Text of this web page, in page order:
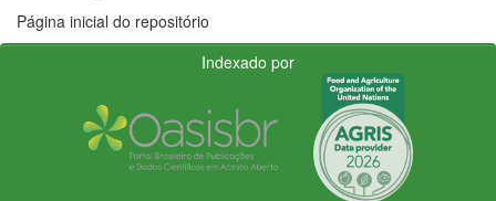
Página inicial do repositório
Indexado por